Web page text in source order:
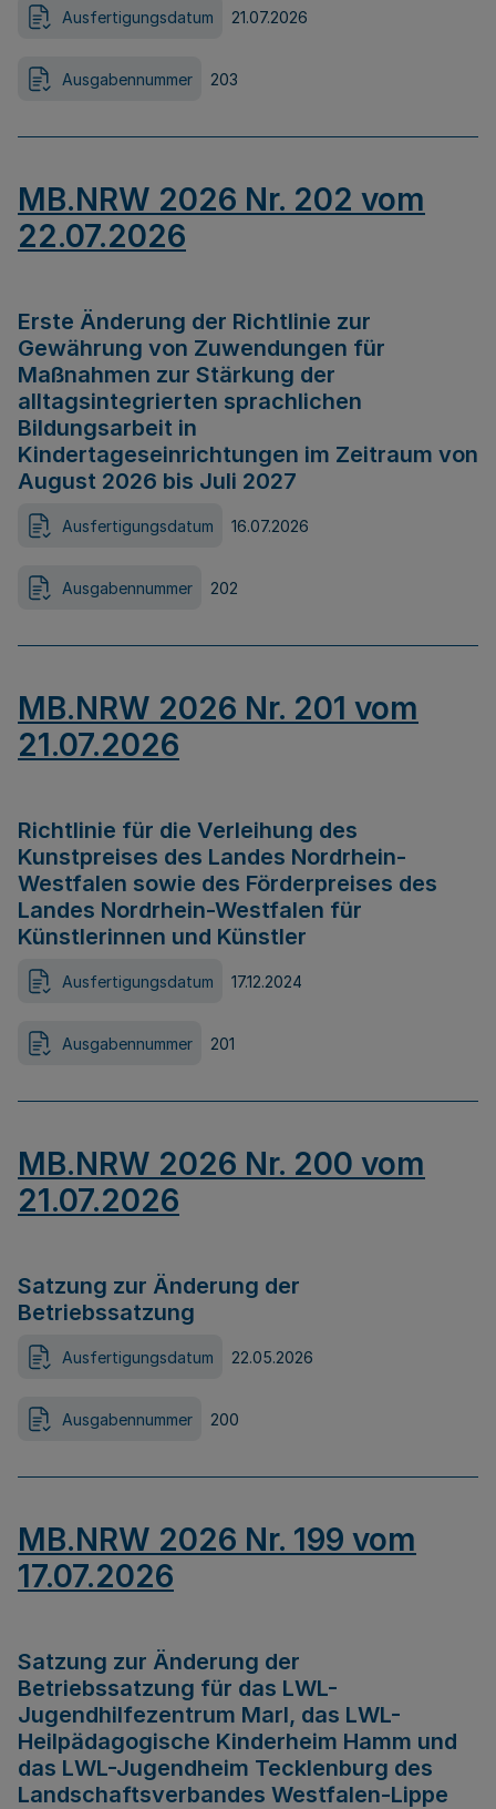
Ausfertigungsdatum 21.07.2026
Ausgabennummer 203
MB.NRW 2026 Nr. 202 vom
22.07.2026
Erste Änderung der Richtlinie zur
Gewährung von Zuwendungen für
Maßnahmen zur Stärkung der
alltagsintegrierten sprachlichen
Bildungsarbeit in
Kindertageseinrichtungen im Zeitraum von
August 2026 bis Juli 2027
Ausfertigungsdatum 16.07.2026
Ausgabennummer 202
MB.NRW 2026 Nr. 201 vom
21.07.2026
Richtlinie für die Verleihung des
Kunstpreises des Landes Nordrhein-
Westfalen sowie des Förderpreises des
Landes Nordrhein-Westfalen für
Künstlerinnen und Künstler
Ausfertigungsdatum 17.12.2024
Ausgabennummer 201
MB.NRW 2026 Nr. 200 vom
21.07.2026
Satzung zur Änderung der
Betriebssatzung
Ausfertigungsdatum 22.05.2026
Ausgabennummer 200
MB.NRW 2026 Nr. 199 vom
17.07.2026
Satzung zur Änderung der
Betriebssatzung für das LWL-
Jugendhilfezentrum Marl, das LWL-
Heilpädagogische Kinderheim Hamm und
das LWL-Jugendheim Tecklenburg des
Landschaftsverbandes Westfalen-Lippe